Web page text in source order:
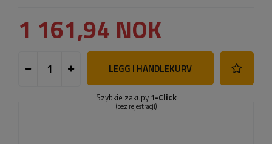
1 161,94 NOK
LEGG I HANDLEKURV
Szybkie zakupy 1-Click
(bez rejestracji)